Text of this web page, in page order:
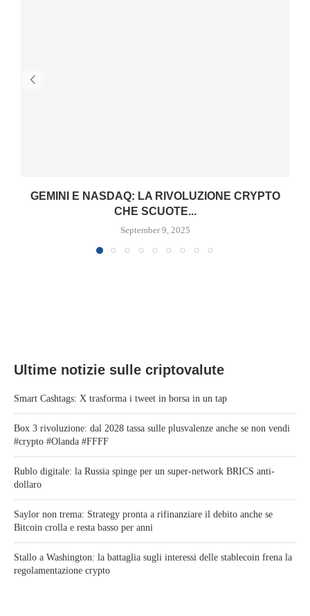
GEMINI E NASDAQ: LA RIVOLUZIONE CRYPTO
CHE SCUOTE...
September 9, 2025
Ultime notizie sulle criptovalute
Smart Cashtags: X trasforma i tweet in borsa in un tap
Box 3 rivoluzione: dal 2028 tassa sulle plusvalenze anche se non vendi
#crypto #Olanda #FFFF
Rublo digitale: la Russia spinge per un super-network BRICS anti-
dollaro
Saylor non trema: Strategy pronta a rifinanziare il debito anche se
Bitcoin crolla e resta basso per anni
Stallo a Washington: la battaglia sugli interessi delle stablecoin frena la
regolamentazione crypto